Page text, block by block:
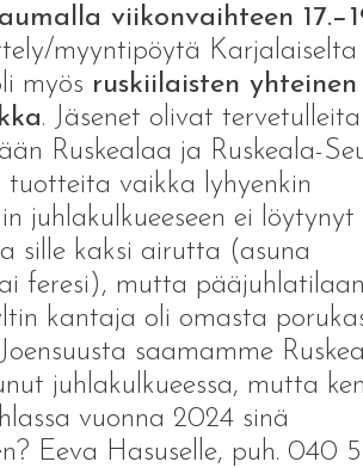
viikonvaihteen
myyntipöytä Karjalaiselta
myös ruskiilaisten yhteinen
. Jäsenet olivat tervetulleita
Ruskealaa ja Ruskeala-
tuotteita vaikka lyhyenkin
juhlakulkueeseen ei löytynyt
sille kaksi airutta (asuna
feresi), mutta pääjuhlatilaan
kantaja oli omasta
saamamme
juhlakulkueessa, mutta
vuonna 2024 sinä
Eeva Hasuselle, puh. 040